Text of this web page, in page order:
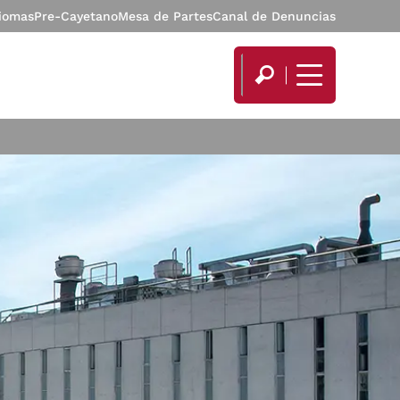
Pre-CayetanoMesa de PartesCanal de Denuncias